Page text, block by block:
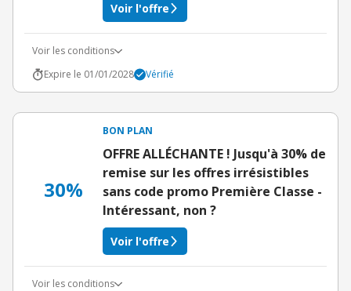
Voir l'offre
Voir les conditions
Expire le 01/01/2028
Vérifié
30%
BON PLAN
OFFRE ALLÉCHANTE ! Jusqu'à 30% de
remise sur les offres irrésistibles
sans code promo Première Classe -
Intéressant, non ?
Voir l'offre
Voir les conditions